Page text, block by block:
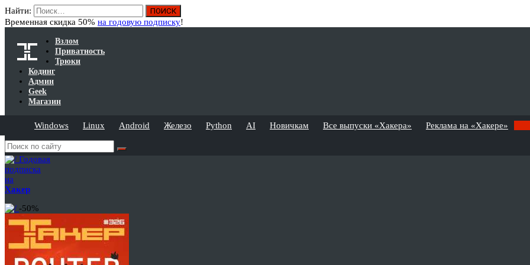
Найти:
Временная скидка 50% на годовую подписку!
Взлом
Приватность
Трюки
Кодинг
Админ
Geek
Магазин
Windows Linux Android Железо Python AI Новичкам Все выпуски «Хакера» Реклама на «Хакере»
Годовая
подписка
на
Хакер
-50%